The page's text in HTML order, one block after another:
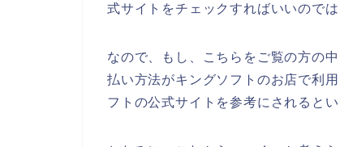
式サイトをチェックすればいいので
なので、もし、こちらをご覧の方の
払い方法がキングソフトのお店で利
フトの公式サイトを参考にされるとい